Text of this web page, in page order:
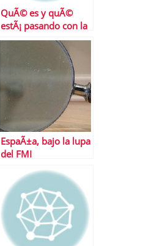
QuÃ© es y quÃ©
estÃ¡ pasando con la
prima de riesgo
EspaÃ±a, bajo la lupa
del FMI